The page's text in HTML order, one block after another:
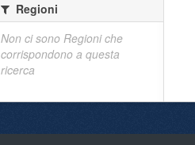
Regioni
Non ci sono Regioni che
corrispondono a questa
ricerca